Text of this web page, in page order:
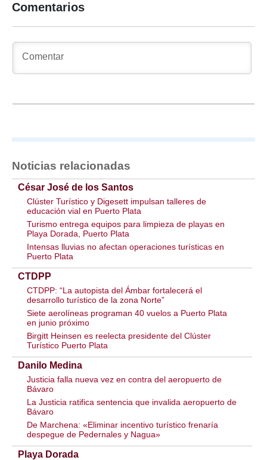
Comentarios
Noticias relacionadas
César José de los Santos
Clúster Turístico y Digesett impulsan talleres de
educación vial en Puerto Plata
Turismo entrega equipos para limpieza de playas en
Playa Dorada, Puerto Plata
Intensas lluvias no afectan operaciones turísticas en
Puerto Plata
CTDPP
CTDPP: “La autopista del Ámbar fortalecerá el
desarrollo turístico de la zona Norte”
Siete aerolíneas programan 40 vuelos a Puerto Plata
en junio próximo
Birgitt Heinsen es reelecta presidente del Clúster
Turístico Puerto Plata
Danilo Medina
Justicia falla nueva vez en contra del aeropuerto de
Bávaro
La Justicia ratifica sentencia que invalida aeropuerto de
Bávaro
De Marchena: «Eliminar incentivo turístico frenaría
despegue de Pedernales y Nagua»
Playa Dorada